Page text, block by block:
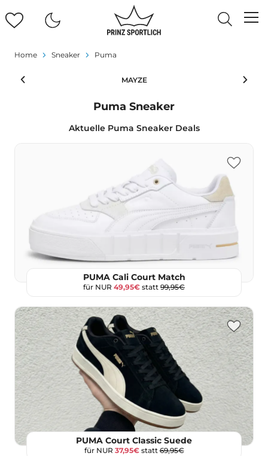
Home Sneaker Puma
MAYZE
Puma Sneaker
Aktuelle Puma Sneaker Deals
PUMA Cali Court Match
für NUR 49,95€ statt 99,95€
PUMA Court Classic Suede
für NUR 37,95€statt69,95€